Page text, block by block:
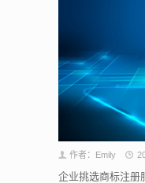
作者：Emily
企业挑选商标注册